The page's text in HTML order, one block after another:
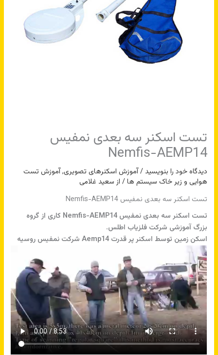
تست اسکنر سه بعدی نمفیس
Nemfis-AEMP14
دیدگاه‌ خود را بنویسید /آموزش اسکنرهای تصویری,آموزش تست
هوایی و زیر خاک سیستم ها/ از سعید غلامی
تست اسکنر سه بعدی نمفیس Nemfis-AEMP14
تست اسکنر سه بعدی نمفیس Nemfis-AEMP14 کاری از گروه
بزرگ آموزشی شرکت فلزیاب اطلس.
اسکن زمین توسط اسکنر پر قدرت Aemp14 شرکت نمفیس روسیه